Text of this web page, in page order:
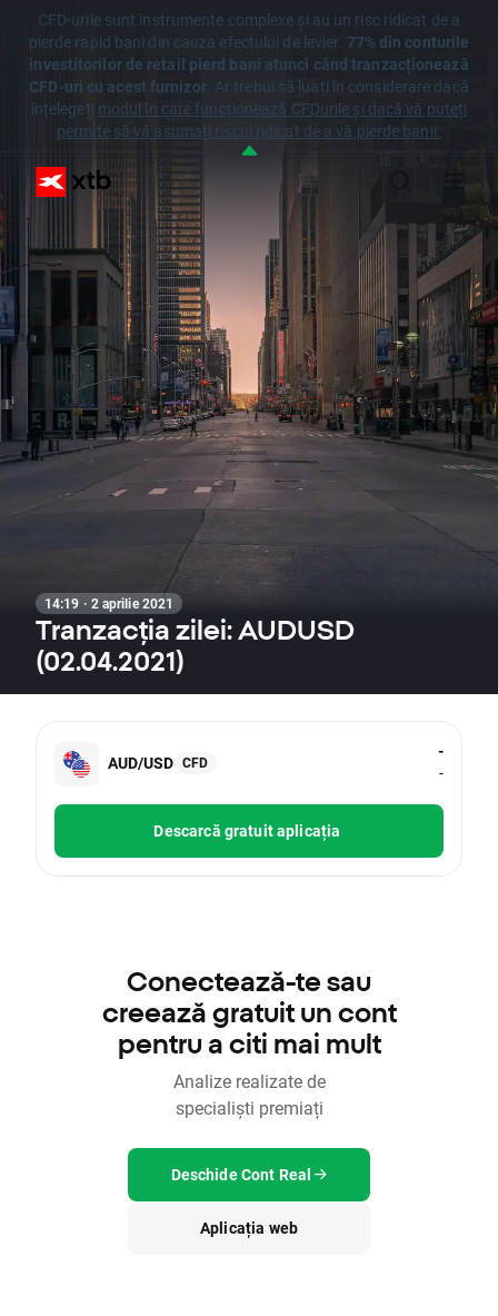
CFD-urile sunt instrumente complexe și au un risc ridicat de a
pierde rapid bani din cauza efectului de levier. 77% din conturile
investitorilor de retail pierd bani atunci când tranzacționează
CFD-uri cu acest furnizor. Ar trebui să luați în considerare dacă
înțelegeți modul în care funcționează CFDurile și dacă vă puteți
permite să vă asumați riscul ridicat de a vă pierde banii.
14:19 · 2 aprilie 2021
Tranzacția zilei: AUDUSD
(02.04.2021)
AUD/USD CFD
-
-
Descarcă gratuit aplicația
Conectează-te sau
creează gratuit un cont
pentru a citi mai mult
Analize realizate de
specialiști premiați
Deschide Cont Real
Aplicația web